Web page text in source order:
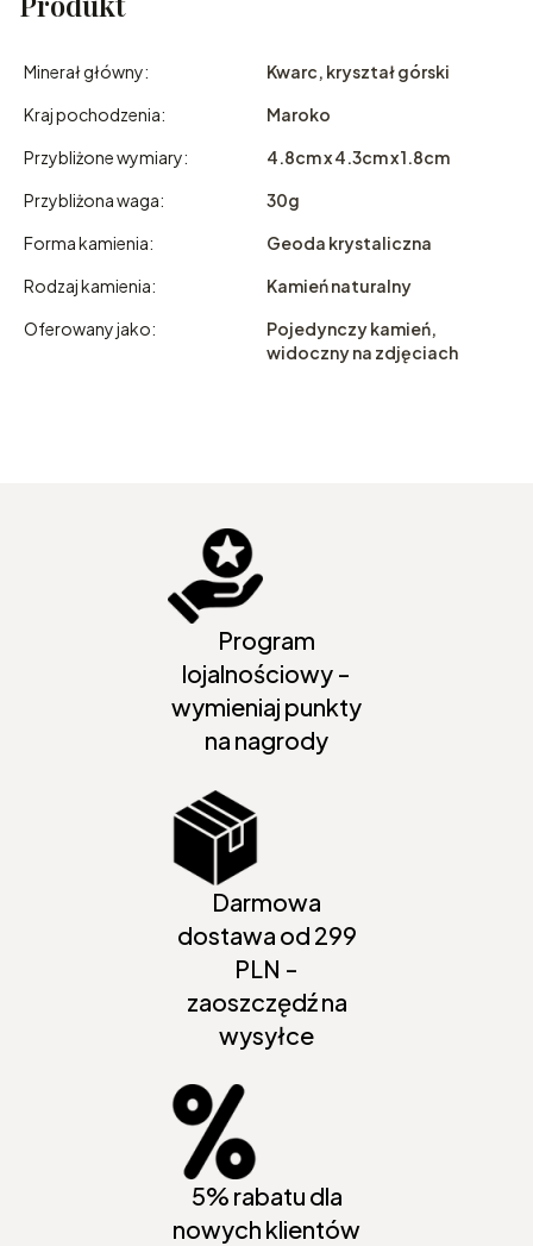
Minerał główny:
Kwarc, kryształ górski
Kraj pochodzenia:
Maroko
Przybliżone wymiary:
4.8cm x 4.3cm x 1.8cm
Przybliżona waga:
30g
Forma kamienia:
Geoda krystaliczna
Rodzaj kamienia:
Kamień naturalny
Oferowany jako:
Pojedynczy kamień,
widoczny na zdjęciach
Program
lojalnościowy -
wymieniaj punkty
na nagrody
Darmowa
dostawa od 299
PLN -
zaoszczędź na
wysyłce
5% rabatu dla
nowych klientów